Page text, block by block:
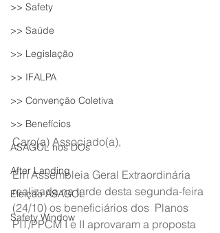
>> Safety
>> Saúde
>> Legislação
>> IFALPA
>> Convenção Coletiva
>> Benefícios
ASAGOL nos DOs
After Landing
Eleição ASAGOL
Safety Window
Caro(a) Associado(a),
Em Assembleia Geral Extraordinária
realizada na tarde desta segunda-feira
(24/10) os beneficiários dos  Planos
PIT/PPCM I e II aprovaram a proposta